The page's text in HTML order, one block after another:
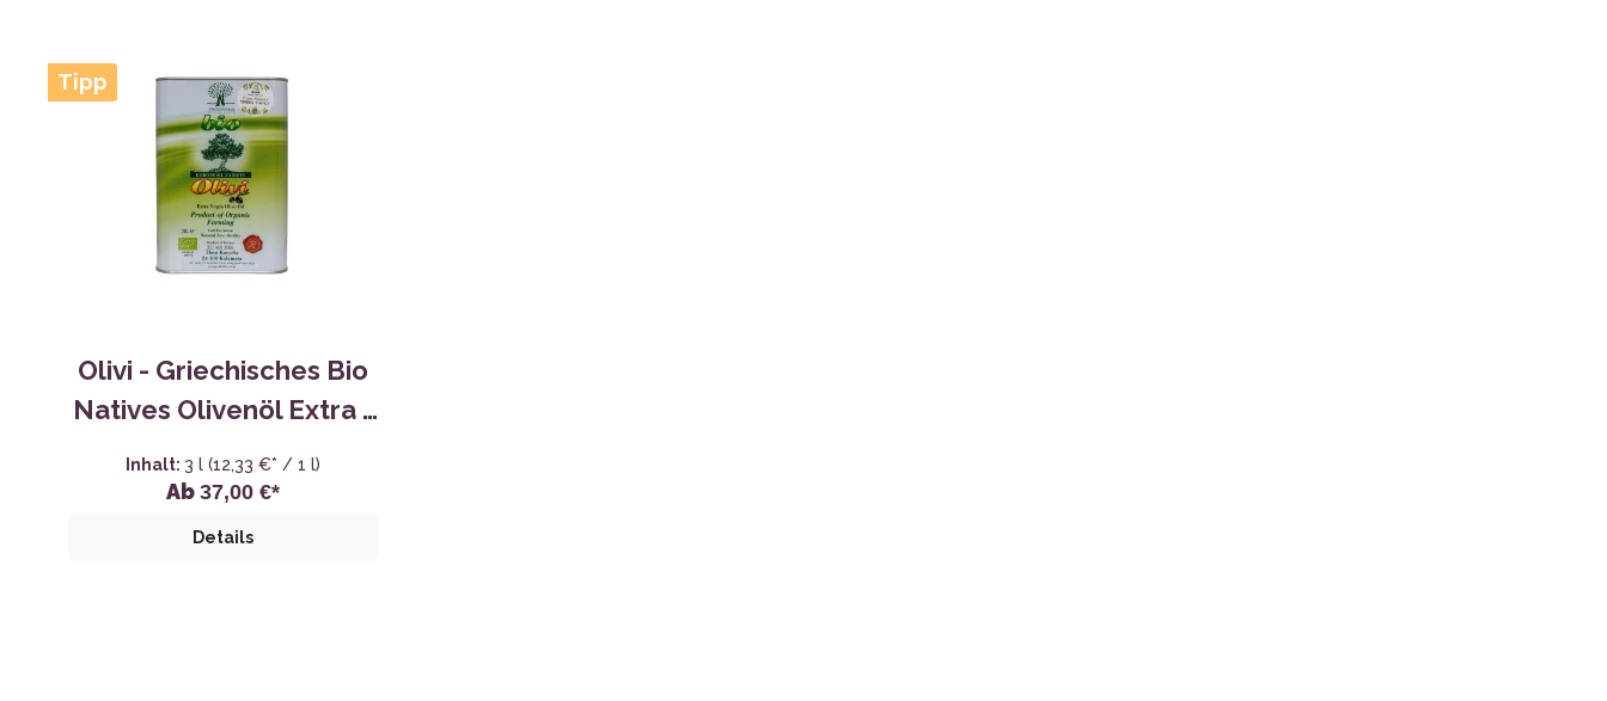
Tipp
Olivi - Griechisches Bio
Natives Olivenöl Extra -
Inhalt: 3 l(12,33 €* / 1 l)
Ab37,00 €*
Details